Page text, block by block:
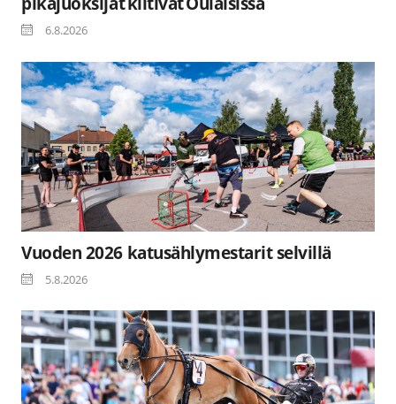
6.8.2026
Vuoden 2026 katusählymestarit selvillä
5.8.2026